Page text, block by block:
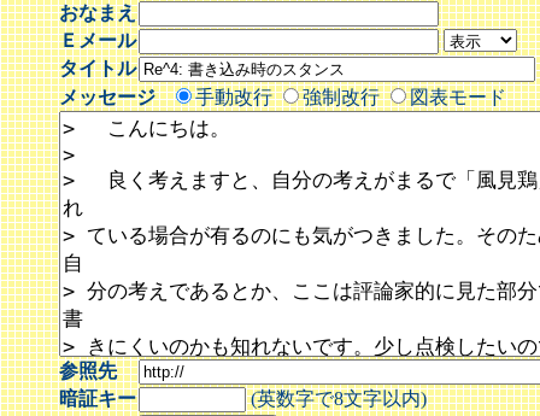
おなまえ
Ｅメール
タイトル
メッセージ
手動改行 強制改行 図表モード
参照先
暗証キー
(英数字で8文字以内)